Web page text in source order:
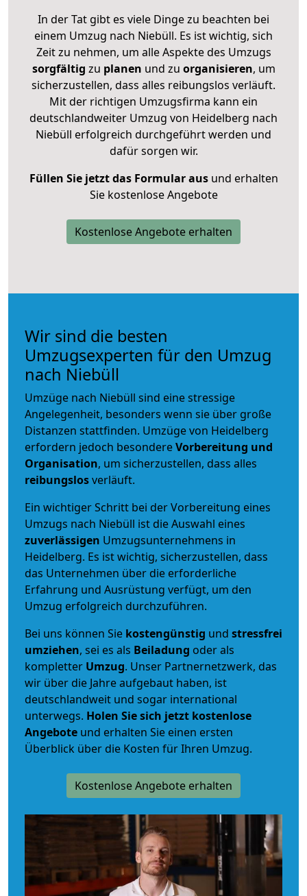
In der Tat gibt es viele Dinge zu beachten bei
einem Umzug nach Niebüll. Es ist wichtig, sich
Zeit zu nehmen, um alle Aspekte des Umzugs
sorgfältig zu planen und zu organisieren, um
sicherzustellen, dass alles reibungslos verläuft.
Mit der richtigen Umzugsfirma kann ein
deutschlandweiter Umzug von Heidelberg nach
Niebüll erfolgreich durchgeführt werden und
dafür sorgen wir.
Füllen Sie jetzt das Formular ausund erhalten
Sie kostenlose Angebote
Kostenlose Angebote erhalten
Wir sind die besten
Umzugsexperten für den Umzug
nach Niebüll
Umzüge nach Niebüll sind eine stressige
Angelegenheit, besonders wenn sie über große
Distanzen stattfinden. Umzüge von Heidelberg
erfordern jedoch besondereVorbereitung und
Organisation, um sicherzustellen, dass alles
reibungslosverläuft.
Ein wichtiger Schritt bei der Vorbereitung eines
Umzugs nach Niebüll ist die Auswahl eines
zuverlässigen Umzugsunternehmens in
Heidelberg. Es ist wichtig, sicherzustellen, dass
das Unternehmen über die erforderliche
Erfahrung und Ausrüstung verfügt, um den
Umzug erfolgreich durchzuführen.
Bei uns können Sie kostengünstig und stressfrei
umziehen, sei es als Beiladung oder als
kompletter Umzug. Unser Partnernetzwerk, das
wir über die Jahre aufgebaut haben, ist
deutschlandweit und sogar international
unterwegs. Holen Sie sich jetzt kostenlose
Angebote und erhalten Sie einen ersten
Überblick über die Kosten für Ihren Umzug.
Kostenlose Angebote erhalten